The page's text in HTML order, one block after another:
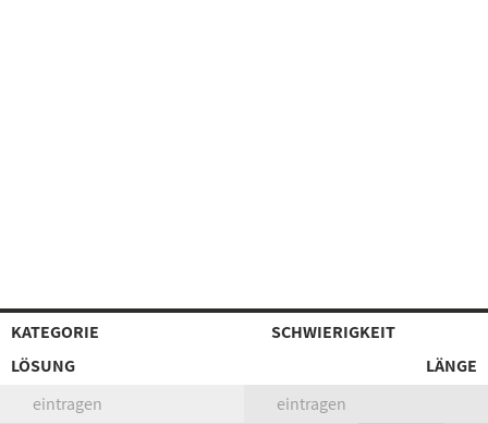
KATEGORIE
SCHWIERIGKEIT
LÖSUNG
LÄNGE
eintragen
eintragen